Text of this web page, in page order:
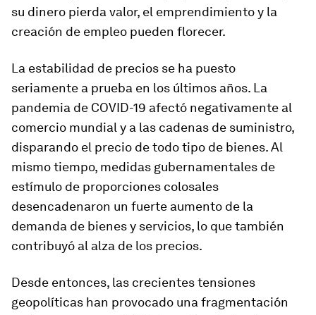
su dinero pierda valor, el emprendimiento y la
creación de empleo pueden florecer.
La estabilidad de precios se ha puesto
seriamente a prueba en los últimos años. La
pandemia de COVID-19 afectó negativamente al
comercio mundial y a las cadenas de suministro,
disparando el precio de todo tipo de bienes. Al
mismo tiempo, medidas gubernamentales de
estímulo de proporciones colosales
desencadenaron un fuerte aumento de la
demanda de bienes y servicios, lo que también
contribuyó al alza de los precios.
Desde entonces, las crecientes tensiones
geopolíticas han provocado una fragmentación